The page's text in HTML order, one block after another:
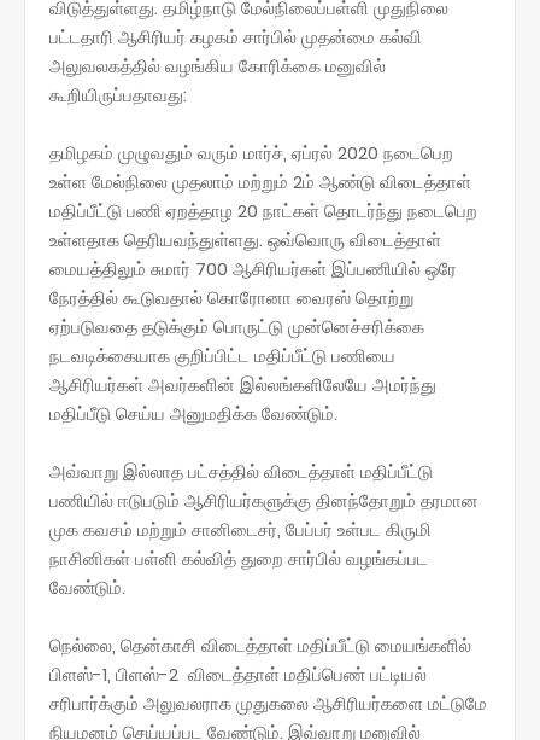
விடுத்துள்ளது. தமிழ்நாடு மேல்நிலைப்பள்ளி முதுநிலை
பட்டதாரி ஆசிரியர் கழகம் சார்பில் முதன்மை கல்வி
அலுவலகத்தில் வழங்கிய கோரிக்கை மனுவில்
கூறியிருப்பதாவது:
தமிழகம் முழுவதும் வரும் மார்ச், ஏப்ரல் 2020 நடைபெற
உள்ள மேல்நிலை முதலாம் மற்றும் 2ம் ஆண்டு விடைத்தாள்
மதிப்பீட்டு பணி ஏறத்தாழ 20 நாட்கள் தொடர்ந்து நடைபெற
உள்ளதாக தெரியவந்துள்ளது. ஒவ்வொரு விடைத்தாள்
மையத்திலும் சுமார் 700 ஆசிரியர்கள் இப்பணியில் ஒரே
நேரத்தில் கூடுவதால் கொரோனா வைரஸ் தொற்று
ஏற்படுவதை தடுக்கும் பொருட்டு முன்னெச்சரிக்கை
நடவடிக்கையாக குறிப்பிட்ட மதிப்பீட்டு பணியை
ஆசிரியர்கள் அவர்களின் இல்லங்களிலேயே அமர்ந்து
மதிப்பீடு செய்ய அனுமதிக்க வேண்டும்.
அவ்வாறு இல்லாத பட்சத்தில் விடைத்தாள் மதிப்பீட்டு
பணியில் ஈடுபடும் ஆசிரியர்களுக்கு தினந்தோறும் தரமான
முக கவசம் மற்றும் சானிடைசர், பேப்பர் உள்பட கிருமி
நாசினிகள் பள்ளி கல்வித் துறை சார்பில் வழங்கப்பட
வேண்டும்.
நெல்லை, தென்காசி விடைத்தாள் மதிப்பீட்டு மையங்களில்
பிளஸ்-1, பிளஸ்-2 விடைத்தாள் மதிப்பெண் பட்டியல்
சரிபார்க்கும் அலுவலராக முதுகலை ஆசிரியர்களை மட்டுமே
நியமனம் செய்யப்பட வேண்டும். இவ்வாறு மனுவில்